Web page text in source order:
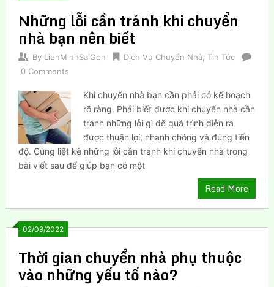
Những lỗi cần tránh khi chuyển
nhà bạn nên biết
By LienMinhSaiGon Dịch Vụ Chuyển Nhà, Tin Tức
0 Comments
Khi chuyển nhà bạn cần phải có kế hoạch
rõ ràng. Phải biết được khi chuyển nhà cần
tránh những lỗi gì để quá trình diễn ra
được thuận lợi, nhanh chóng và đúng tiến
độ. Cùng liệt kê những lỗi cần tránh khi chuyển nhà trong
bài viết sau để giúp bạn có một
Read More
02/09/2022
Thời gian chuyển nhà phụ thuộc
vào những yếu tố nào?